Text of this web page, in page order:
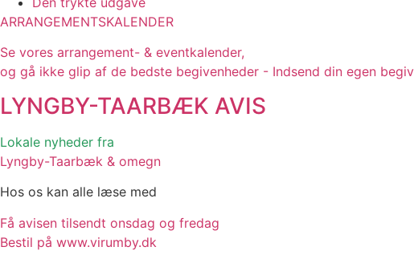
ARRANGEMENTSKALENDER
Se vores arrangement- & eventkalender,
og gå ikke glip af de bedste begivenheder - Indsend din egen
LYNGBY-TAARBÆK AVIS
Lokale nyheder fra
Lyngby-Taarbæk & omegn
Hos os kan alle læse med
Få avisen tilsendt onsdag og fredag
Bestil på www.virumby.dk